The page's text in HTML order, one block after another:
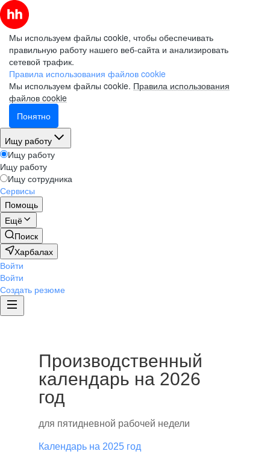
Мы используем файлы cookie, чтобы обеспечивать
правильную работу нашего веб-сайта и анализировать
сетевой трафик.
Правила использования файлов cookie
Мы используем файлы cookie. Правила использования
файлов cookie
Понятно
Ищу работу
Ищу работу
Ищу работу
Ищу сотрудника
Сервисы
Помощь
Ещё
Поиск
Харбалах
Войти
Войти
Создать резюме
Производственный
календарь на 2026
год
для пятидневной рабочей недели
Календарь на 2025 год